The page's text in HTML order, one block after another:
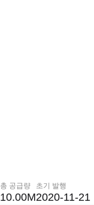
총 공급량
10.00M
초기 발행
2020-11-21